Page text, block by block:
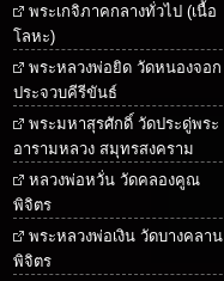
พระเกจิภาคกลางทั่วไป (เนื้อ
โลหะ)
พระหลวงพ่อยิด วัดหนองจอก
ประจวบคีรีขันธ์
พระมหาสุรศักดิ์ วัดประดู่พระ
อารามหลวง สมุทรสงคราม
หลวงพ่อหวั่น วัดคลองคูณ
พิจิตร
พระหลวงพ่อเงิน วัดบางคลาน
พิจิตร